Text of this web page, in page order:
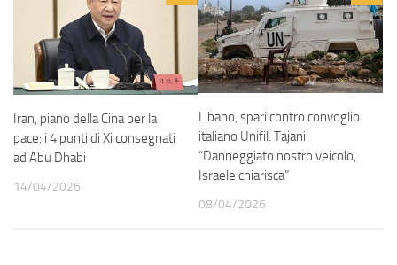
Iran, piano della Cina per la
pace: i 4 punti di Xi consegnati
ad Abu Dhabi
14/04/2026
Libano, spari contro convoglio
italiano Unifil. Tajani:
“Danneggiato nostro veicolo,
Israele chiarisca”
08/04/2026